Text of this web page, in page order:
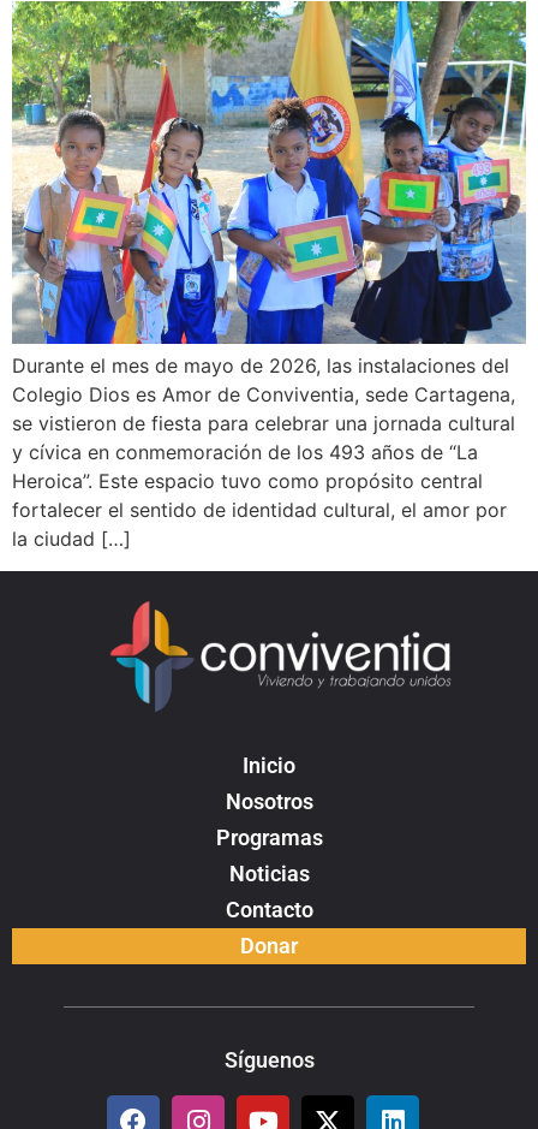
Durante el mes de mayo de 2026, las instalaciones del
Colegio Dios es Amor de Conviventia, sede Cartagena,
se vistieron de fiesta para celebrar una jornada cultural
y cívica en conmemoración de los 493 años de “La
Heroica”. Este espacio tuvo como propósito central
fortalecer el sentido de identidad cultural, el amor por
la ciudad […]
Inicio
Nosotros
Programas
Noticias
Contacto
Donar
Síguenos